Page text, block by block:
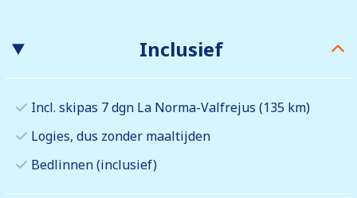
Inclusief
Incl. skipas 7 dgn La Norma-Valfrejus (135 km)
Logies, dus zonder maaltijden
Bedlinnen (inclusief)